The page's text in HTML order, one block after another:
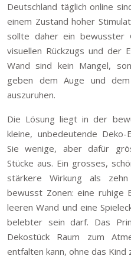
Deutschland täglich online
einem Zustand hoher
sollte daher ein
visuellen Rückzugs und der
Wand sind kein Mangel,
geben dem Auge und
auszuruhen.
Die Lösung liegt in der
kleine, unbedeutende
Sie wenige, aber dafür
Stücke aus. Ein grosses,
stärkere Wirkung als
bewusst Zonen: eine ruhige
leeren Wand und eine
belebter sein darf. Das
Dekostück Raum zum
entfalten kann, ohne das Kind